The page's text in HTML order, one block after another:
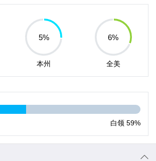
5%
本州
6%
全美
白领 59%